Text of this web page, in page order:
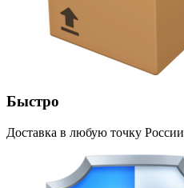
Быстро
Доставка в любую точку России